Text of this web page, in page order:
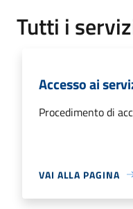
Tutti i
Accesso ai
Procedimento di
VAI ALLA PAGINA